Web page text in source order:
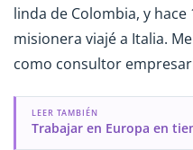
linda de Colombia, y
misionera viajé a Italia.
como consultor
LEER TAMBIÉN
Trabajar en Europa en